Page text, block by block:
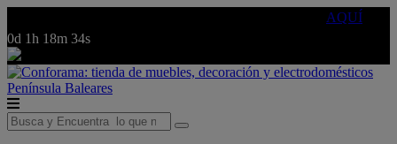
AQUÍ
0d 1h 18m 34s
Península Baleares